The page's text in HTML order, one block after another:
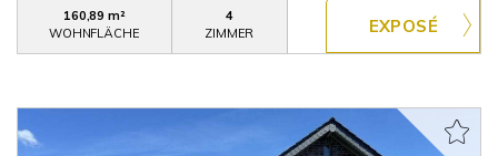
160,89 m²
WOHNFLÄCHE
4
ZIMMER